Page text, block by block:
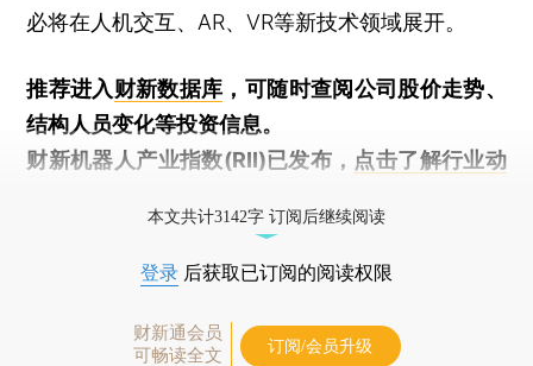
必将在人机交互、AR、VR等新技术领域展开。
推荐进入财新数据库 ，可随时查阅公司股价走势、
结构人员变化等投资信息。
财新机器人产业指数(RII)已发布， 点击了解行业动
本文共计3142字 订阅后继续阅读
登录 后获取已订阅的阅读权限
财新通会员
可畅读全文
订阅/会员升级